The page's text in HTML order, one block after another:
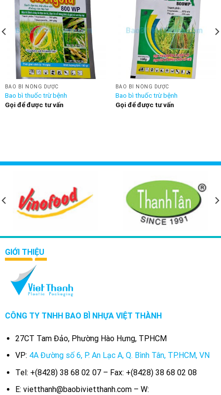
BAO BÌ NÔNG DƯỢC
Bao bì thuốc trừ bệnh
Gọi để được tư vấn
BAO BÌ NÔNG DƯỢC
Bao bì thuốc trừ bệnh
Gọi để được tư vấn
GIỚI THIỆU
CÔNG TY TNHH BAO BÌ NHỰA VIỆT THÀNH
27CT Tam Đảo, Phường Hào Hưng, TPHCM
VP: 4A Đường số 6, P. An Lạc A, Q. Bình Tân, TP.HCM, VN
Tel: +(8428) 38 68 02 07 – Fax: +(8428) 38 68 02 08
E: vietthanh@baobivietthanh.com – W: